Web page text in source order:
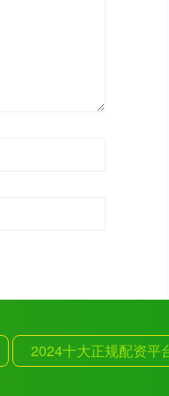
2024十大正规配资平